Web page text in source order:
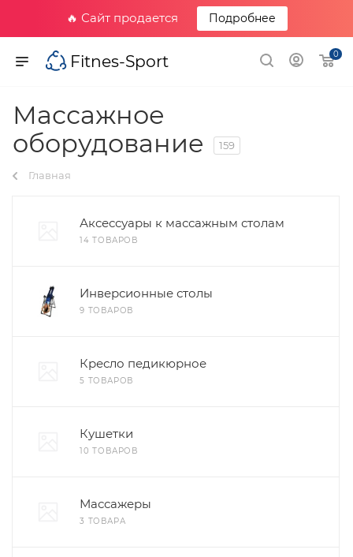
🔥 Сайт продается Подробнее
Fitnes-Sport 0
Массажное
оборудование
159
Главная
Аксессуары к массажным столам
14 ТОВАРОВ
Инверсионные столы
9 ТОВАРОВ
Кресло педикюрное
5 ТОВАРОВ
Кушетки
10 ТОВАРОВ
Массажеры
3 ТОВАРА